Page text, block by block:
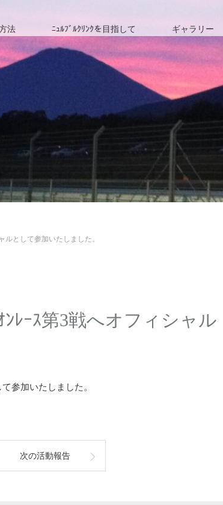
法 ﾆｭﾙﾌﾞﾙｸﾘﾝｸを目指して ギャラリー
として参加いたしました。
ﾚｰｽ第3戦へオフィシャル
参加いたしました。
次の活動報告